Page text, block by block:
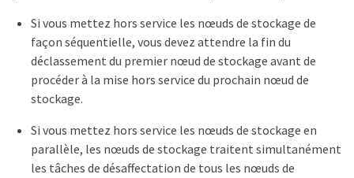
Si vous mettez hors service les nœuds de stockage de
façon séquentielle, vous devez attendre la fin du
déclassement du premier nœud de stockage avant de
procéder à la mise hors service du prochain nœud de
stockage.
Si vous mettez hors service les nœuds de stockage en
parallèle, les nœuds de stockage traitent simultanément
les tâches de désaffectation de tous les nœuds de